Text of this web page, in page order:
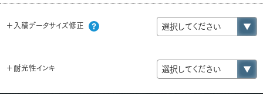
＋入稿データサイズ修正
＋耐光性インキ